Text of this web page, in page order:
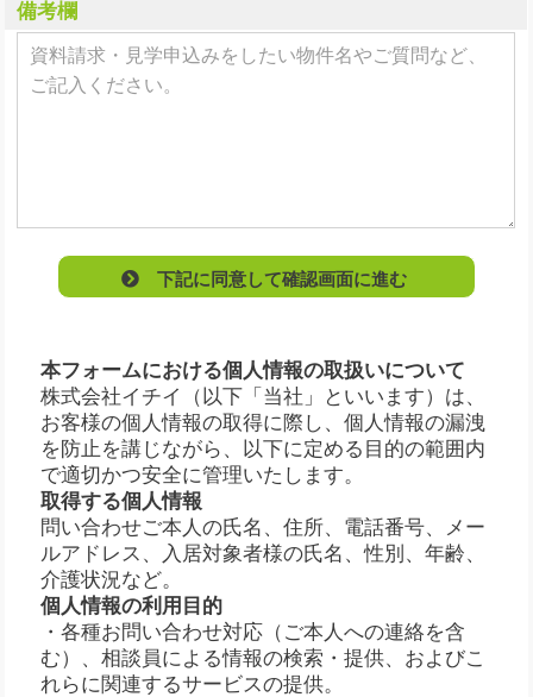
備考欄
下記に同意して確認画面に進む
本フォームにおける個人情報の取扱いについて
株式会社イチイ（以下「当社」といいます）は、
お客様の個人情報の取得に際し、個人情報の漏洩
を防止を講じながら、以下に定める目的の範囲内
で適切かつ安全に管理いたします。
取得する個人情報
問い合わせご本人の氏名、住所、電話番号、メー
ルアドレス、入居対象者様の氏名、性別、年齢、
介護状況など。
個人情報の利用目的
・各種お問い合わせ対応（ご本人への連絡を含
む）、相談員による情報の検索・提供、およびこ
れらに関連するサービスの提供。